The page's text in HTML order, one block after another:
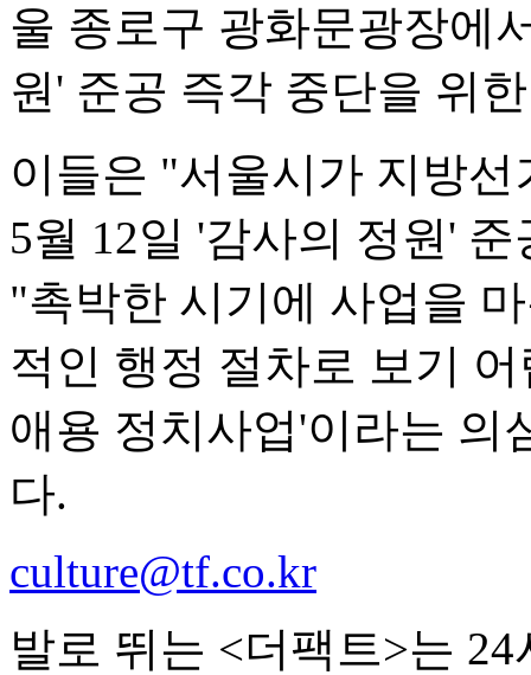
울 종로구 광화문광장에
원' 준공 즉각 중단을 위
이들은 "서울시가 지방
5월 12일 '감사의 정원'
"촉박한 시기에 사업을
적인 행정 절차로 보기
애용 정치사업'이라는 의
다.
culture@tf.co.kr
발로 뛰는 <더팩트>는